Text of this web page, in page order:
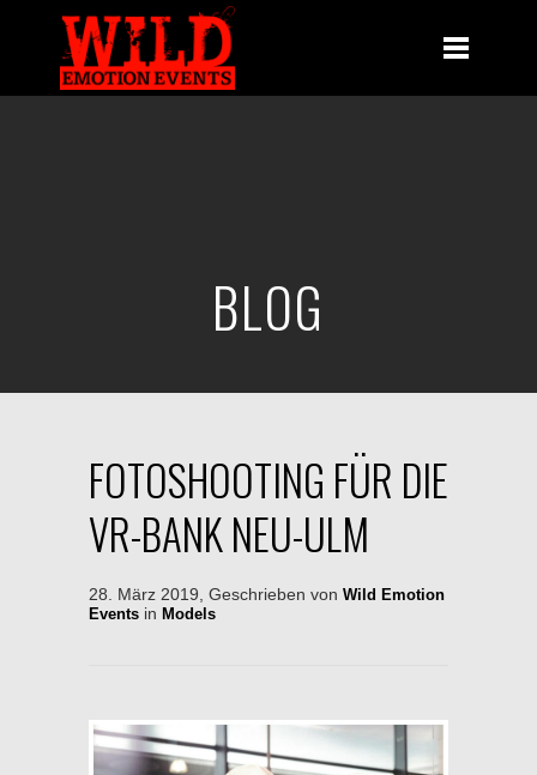
BLOG
FOTOSHOOTING FÜR DIE
VR-BANK NEU-ULM
28. März 2019, Geschrieben von Wild Emotion
Events in Models